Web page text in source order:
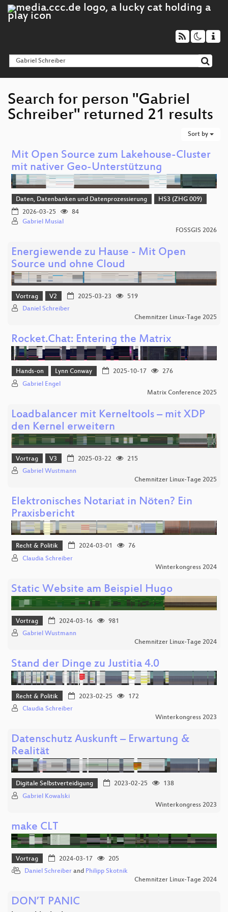
Search for person "Gabriel
Schreiber" returned 21 results
Sort by
Mit Open Source zum Lakehouse-Cluster
mit nativer Geo-Unterstützung
Daten, Datenbanken und Datenprozessierung
HS3 (ZHG 009)
2026-03-25
84
Gabriel Musial
FOSSGIS 2026
Energiewende zu Hause - Mit Open
Source und ohne Cloud
Vortrag V2 2025-03-23
519
Daniel Schreiber
Chemnitzer Linux-Tage 2025
Rocket.Chat: Entering the Matrix
Hands-on Lynn Conway 2025-10-17
276
Gabriel Engel
Matrix Conference 2025
Loadbalancer mit Kerneltools – mit XDP
den Kernel erweitern
Vortrag V3 2025-03-22
215
Gabriel Wustmann
Chemnitzer Linux-Tage 2025
Elektronisches Notariat in Nöten? Ein
Praxisbericht
Recht & Politik 2024-03-01
76
Claudia Schreiber
Winterkongress 2024
Static Website am Beispiel Hugo
Vortrag 2024-03-16
981
Gabriel Wustmann
Chemnitzer Linux-Tage 2024
Stand der Dinge zu Justitia 4.0
Recht & Politik 2023-02-25
172
Claudia Schreiber
Winterkongress 2023
Datenschutz Auskunft – Erwartung &
Realität
Digitale Selbstverteidigung 2023-02-25
138
Gabriel Kowalski
Winterkongress 2023
make CLT
Vortrag 2024-03-17
205
Daniel Schreiber and Philipp Skotnik
Chemnitzer Linux-Tage 2024
DON’T PANIC